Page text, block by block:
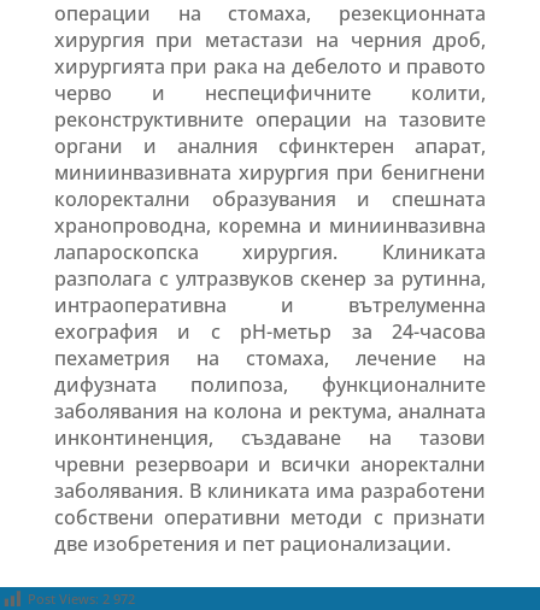
операции на стомаха, резекционната
хирургия при метастази на черния дроб,
хирургията при рака на дебелото и правото
черво и неспецифичните колити,
реконструктивните операции на тазовите
органи и аналния сфинктерен апарат,
миниинвазивната хирургия при бенигнени
колоректални образувания и спешната
хранопроводна, коремна и миниинвазивна
лапароскопска хирургия. Клиниката
разполага с ултразвуков скенер за рутинна,
интраоперативна и вътрелуменна
ехография и с рН-метьр за 24-часова
пехаметрия на стомаха, лечение на
дифузната полипоза, функционалните
заболявания на колона и ректума, аналната
инконтиненция, създаване на тазови
чревни резервоари и всички аноректални
заболявания. В клиниката има разработени
собствени оперативни методи с признати
две изобретения и пет рационализации.
Post Views: 2 972